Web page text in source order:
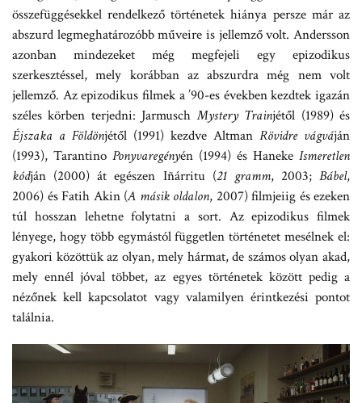
összefüggésekkel rendelkező történetek hiánya persze már az
abszurd legmeghatározóbb műveire is jellemző volt. Andersson
azonban mindezeket még megfejeli egy epizodikus
szerkesztéssel, mely korábban az abszurdra még nem volt
jellemző. Az epizodikus filmek a ’90-es években kezdtek igazán
széles körben terjedni: JarmuschMystery Trainjétől (1989) és
Éjszaka a Földönjétől (1991) kezdve Altman Rövidre vágváján
(1993), Tarantino Ponyvaregényén (1994) és Haneke Ismeretlen
kódján (2000) át egészen Iñárritu (21 gramm, 2003; Bábel,
2006) és Fatih Akin (A másik oldalon, 2007) filmjeiig és ezeken
túl hosszan lehetne folytatni a sort. Az epizodikus filmek
lényege, hogy több egymástól független történetet mesélnek el:
gyakori közöttük az olyan, mely hármat, de számos olyan akad,
mely ennél jóval többet, az egyes történetek között pedig a
nézőnek kell kapcsolatot vagy valamilyen érintkezési pontot
találnia.